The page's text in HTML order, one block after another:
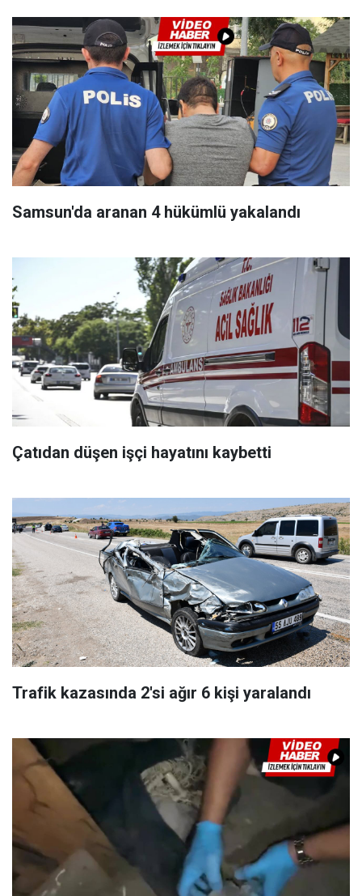
Samsun'da aranan 4 hükümlü yakalandı
Çatıdan düşen işçi hayatını kaybetti
Trafik kazasında 2'si ağır 6 kişi yaralandı